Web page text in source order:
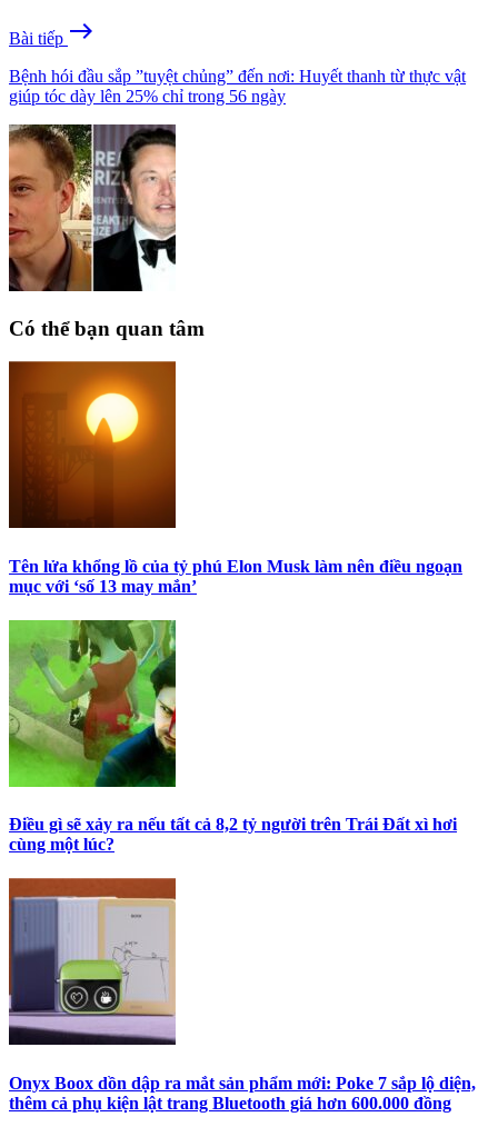
Bài tiếp east
Bệnh hói đầu sắp ”tuyệt chủng” đến nơi: Huyết thanh từ thực vật
giúp tóc dày lên 25% chỉ trong 56 ngày
Có thể bạn quan tâm
Tên lửa khổng lồ của tỷ phú Elon Musk làm nên điều ngoạn
mục với ‘số 13 may mắn’
Điều gì sẽ xảy ra nếu tất cả 8,2 tỷ người trên Trái Đất xì hơi
cùng một lúc?
Onyx Boox dồn dập ra mắt sản phẩm mới: Poke 7 sắp lộ diện,
thêm cả phụ kiện lật trang Bluetooth giá hơn 600.000 đồng